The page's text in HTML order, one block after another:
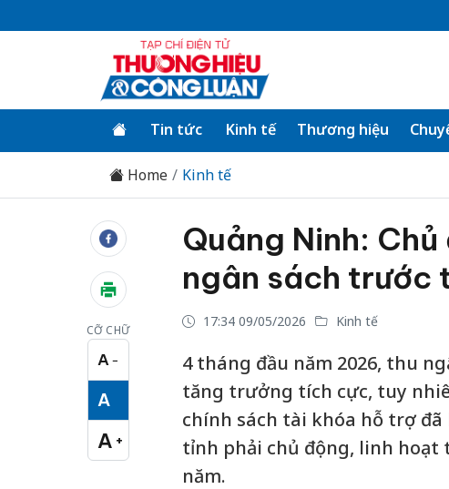
Tin tức Kinh tế Thương hiệu
Home Kinh tế
CỠ CHỮ
A −
Cỡ chữ nhỏ
A
Cỡ chữ vừa
A +
Cỡ chữ lớn
Quảng Ninh:
ngân sách trước
17:34 09/05/2026 Kinh tế
4 tháng đầu năm 2026, thu
tăng trưởng tích cực, tuy
chính sách tài khóa hỗ trợ
tỉnh phải chủ động, linh hoạt
năm.